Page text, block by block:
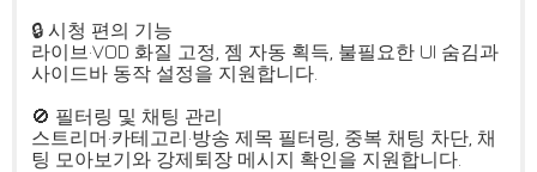
🔒 시청 편의 기능
라이브·VOD 화질 고정, 젬 자동 획득, 불필요한 UI 숨김과
사이드바 동작 설정을 지원합니다.
🚫 필터링 및 채팅 관리
스트리머·카테고리·방송 제목 필터링, 중복 채팅 차단, 채
팅 모아보기와 강제퇴장 메시지 확인을 지원합니다.